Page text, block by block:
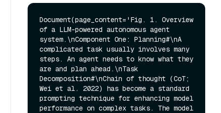
Document(page_content='Fig. 1. Overview
of a LLM-powered autonomous agent
system.\nComponent One: Planning#\nA
complicated task usually involves many
steps. An agent needs to know what they
are and plan ahead.\nTask
Decomposition#\nChain of thought (CoT;
Wei et al. 2022) has become a standard
prompting technique for enhancing model
performance on complex tasks. The model